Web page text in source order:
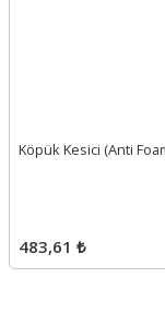
Köpük Kesici (Anti
483,61 ₺